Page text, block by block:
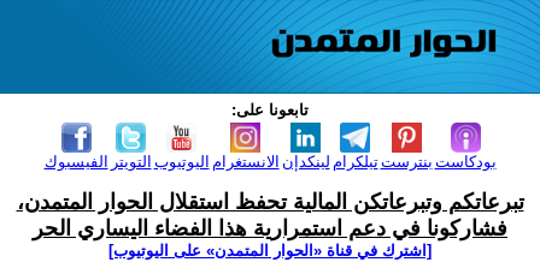
تابعونا على:
الفيسبوك التويتر اليوتيوب الانستغرام لينكدإن تيلكرامبنترست بودكاست
تبرعاتكم وتبرعاتكن المالية تحفظ استقلال الحوار المتمدن،
فشاركونا في دعم استمرارية هذا الفضاء اليساري الحر
[اشترك في قناة ‫«الحوار المتمدن» على اليوتيوب]